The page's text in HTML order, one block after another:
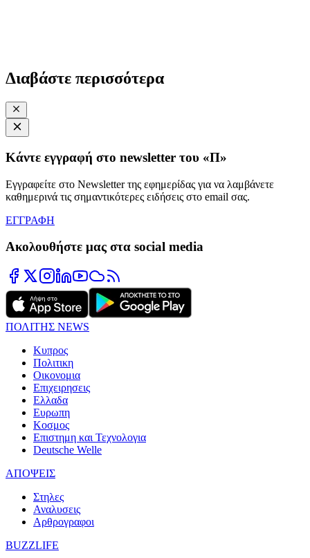
Διαβάστε περισσότερα
Κάντε εγγραφή στο newsletter του «Π»
Εγγραφείτε στο Newsletter της εφημερίδας για να λαμβάνετε
καθημερινά τις σημαντικότερες ειδήσεις στο email σας.
ΕΓΓΡΑΦΗ
Ακολουθήστε μας στα social media
ΠΟΛΙΤΗΣ NEWS
Κυπρος
Πολιτικη
Οικονομια
Επιχειρησεις
Ελλαδα
Ευρωπη
Κοσμος
Επιστημη και Τεχνολογια
Deutsche Welle
ΑΠΟΨΕΙΣ
Στηλες
Αναλυσεις
Αρθρογραφοι
BUZZLIFE